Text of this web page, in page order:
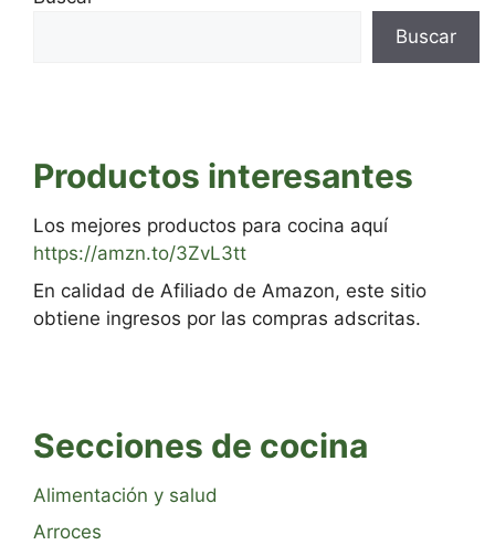
Buscar
Productos interesantes
Los mejores productos para cocina aquí
https://amzn.to/3ZvL3tt
En calidad de Afiliado de Amazon, este sitio
obtiene ingresos por las compras adscritas.
Secciones de cocina
Alimentación y salud
Arroces